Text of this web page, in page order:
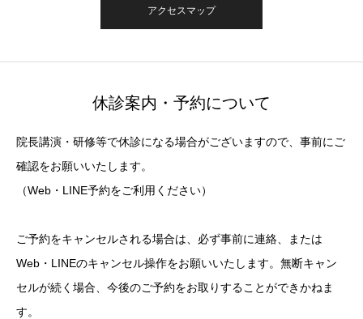
アクセスマップ
休診案内・予約について
院長講演・研修等で休診になる場合がございますので、事前にご
確認をお願いいたします。
（Web・LINE予約をご利用ください）
ご予約をキャンセルされる場合は、必ず事前に連絡、または
Web・LINEのキャンセル操作をお願いいたします。無断キャン
セルが続く場合、今後のご予約をお取りすることができかねま
す。